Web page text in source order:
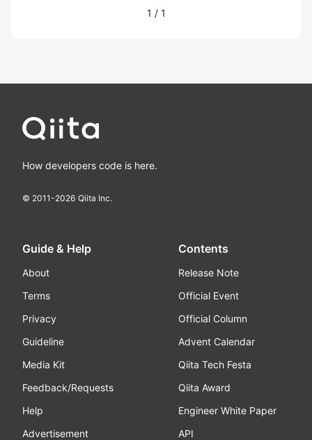
1 / 1
How developers code is here.
© 2011-2026 Qiita Inc.
Guide & Help
About
Terms
Privacy
Guideline
Media Kit
Feedback/Requests
Help
Advertisement
Contents
Release Note
Official Event
Official Column
Advent Calendar
Qiita Tech Festa
Qiita Award
Engineer White Paper
API